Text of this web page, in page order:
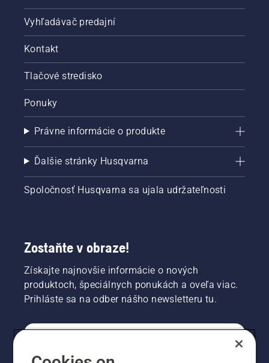
Vyhľadávač predajní
Kontakt
Tlačové stredisko
Ponuky
Právne informácie o produkte
Ďalšie stránky Husqvarna
Spoločnosť Husqvarna sa ujala udržateľnosti
Zostaňte v obraze!
Získajte najnovšie informácie o nových
produktoch, špeciálnych ponukách a oveľa viac.
Prihláste sa na odber nášho newsletteru tu.